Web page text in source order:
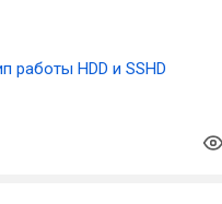
работы HDD и SSHD